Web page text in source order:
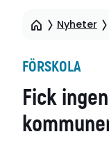
Nyheter
FÖRSKOLA
Fick